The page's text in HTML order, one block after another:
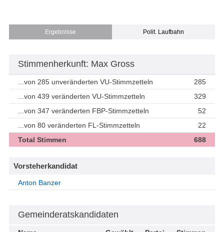
Ergebnisse Polit. Laufbahn
Stimmenherkunft: Max Gross
...von 285 unveränderten VU-Stimmzetteln
285
...von 439 veränderten VU-Stimmzetteln
329
...von 347 veränderten FBP-Stimmzetteln
52
...von 80 veränderten FL-Stimmzetteln
22
Total Stimmen
688
Vorsteherkandidat
Anton Banzer
Gemeinderatskandidaten